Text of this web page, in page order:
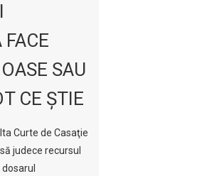
SAU
CE ȘTIE
Curte de Casaţie
judece recursul